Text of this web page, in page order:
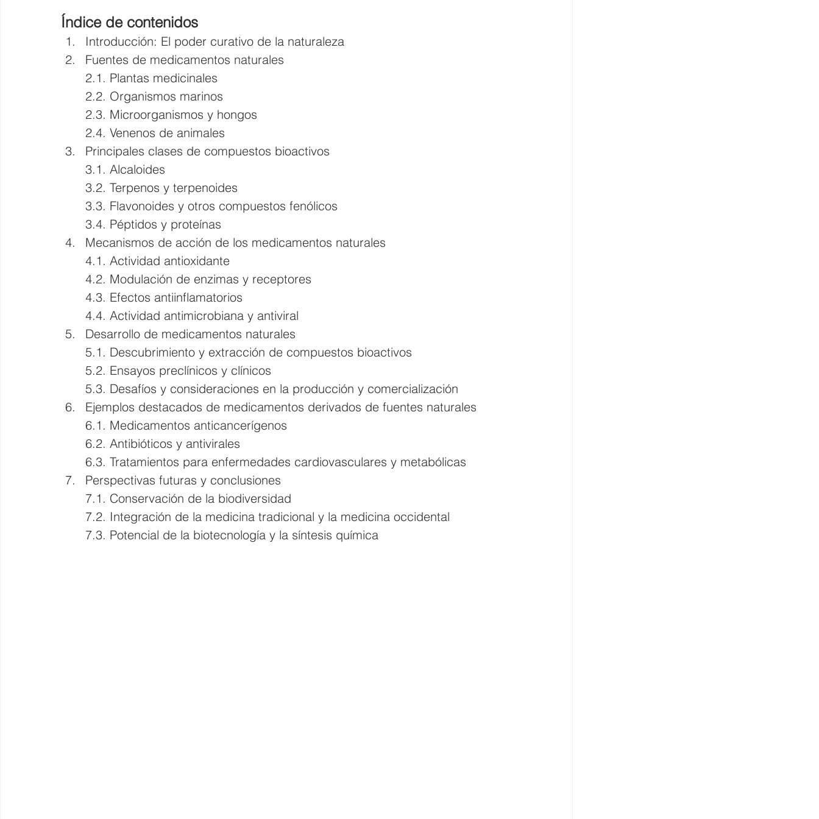
Índice de contenidos
Introducción: El poder curativo de la naturaleza
Fuentes de medicamentos naturales
2.1. Plantas medicinales
2.2. Organismos marinos
2.3. Microorganismos y hongos
2.4. Venenos de animales
Principales clases de compuestos bioactivos
3.1. Alcaloides
3.2. Terpenos y terpenoides
3.3. Flavonoides y otros compuestos fenólicos
3.4. Péptidos y proteínas
Mecanismos de acción de los medicamentos naturales
4.1. Actividad antioxidante
4.2. Modulación de enzimas y receptores
4.3. Efectos antiinflamatorios
4.4. Actividad antimicrobiana y antiviral
Desarrollo de medicamentos naturales
5.1. Descubrimiento y extracción de compuestos bioactivos
5.2. Ensayos preclínicos y clínicos
5.3. Desafíos y consideraciones en la producción y comercialización
Ejemplos destacados de medicamentos derivados de fuentes naturales
6.1. Medicamentos anticancerígenos
6.2. Antibióticos y antivirales
6.3. Tratamientos para enfermedades cardiovasculares y metabólicas
Perspectivas futuras y conclusiones
7.1. Conservación de la biodiversidad
7.2. Integración de la medicina tradicional y la medicina occidental
7.3. Potencial de la biotecnología y la síntesis química